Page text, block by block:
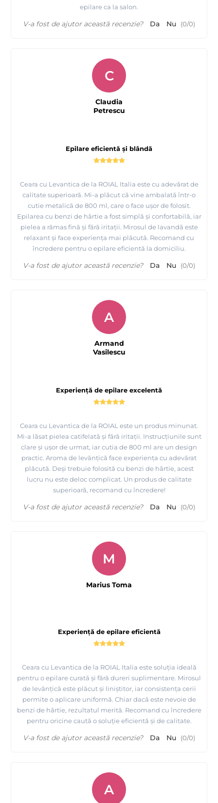
epilare ca la salon.
V-a fost de ajutor această recenzie? Da Nu (0/0)
Epilare eficientă și blândă
Ceara cu Levantica de la ROIAL Italia este cu adevărat de
calitate superioară. Mi-a plăcut că vine ambalată într-o
cutie metalică de 800 ml, care o face ușor de folosit.
Epilarea cu benzi de hârtie a fost simplă și confortabilă, iar
pielea a rămas fină și fără iritații. Mirosul de lavandă este
relaxant și face experiența mai plăcută. Recomand cu
încredere pentru o epilare eficientă la domiciliu.
C
Claudia
Petrescu
V-a fost de ajutor această recenzie? Da Nu (0/0)
Experiență de epilare excelentă
Ceara cu Levantica de la ROIAL este un produs minunat.
Mi-a lăsat pielea catifelată și fără iritații. Instrucțiunile sunt
clare și ușor de urmat, iar cutia de 800 ml are un design
practic. Aroma de levănțică face experiența cu adevărat
plăcută. Deși trebuie folosită cu benzi de hârtie, acest
lucru nu este deloc complicat. Un produs de calitate
superioară, recomand cu încredere!
A
Armand
Vasilescu
V-a fost de ajutor această recenzie? Da Nu (0/0)
Experiență de epilare eficientă
Ceara cu Levantica de la ROIAL Italia este soluția ideală
pentru o epilare curată și fără dureri suplimentare. Mirosul
de levănțică este plăcut și liniștitor, iar consistența cerii
permite o aplicare uniformă. Chiar dacă este nevoie de
benzi de hârtie, rezultatul merită. Recomand cu încredere
pentru oricine caută o soluție eficientă și de calitate.
M
Marius Toma
V-a fost de ajutor această recenzie? Da Nu (0/0)
A